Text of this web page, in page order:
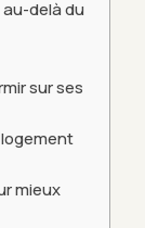
delà du
sur ses
mieux